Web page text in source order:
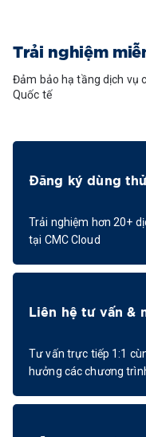
Trải nghiệm
Đảm bảo hạ tầng dịch vụ
Quốc tế
Đăng ký dùng
Trải nghiệm hơn 20+
tại CMC Cloud
Liên hệ tư vấn &
Tư vấn trực tiếp 1:1
hưởng các chương